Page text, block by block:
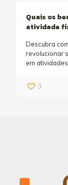
Quais os
atividade
Descubra
revolucionar
em
3